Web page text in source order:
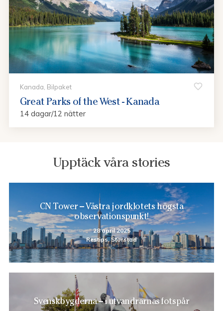
Kanada, Bilpaket
Great Parks of the West - Kanada
14 dagar/12 nätter
Upptäck våra stories
CN Tower – Västra jordklotets högsta
observationspunkt!
28 april 2025
Restips, Storstad
Svenskbygderna – i utvandrarnas fotspår